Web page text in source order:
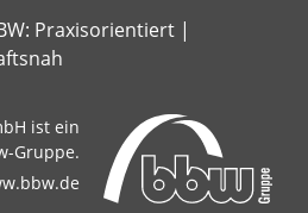
Praxisorientiert |
ist ein
Gruppe.